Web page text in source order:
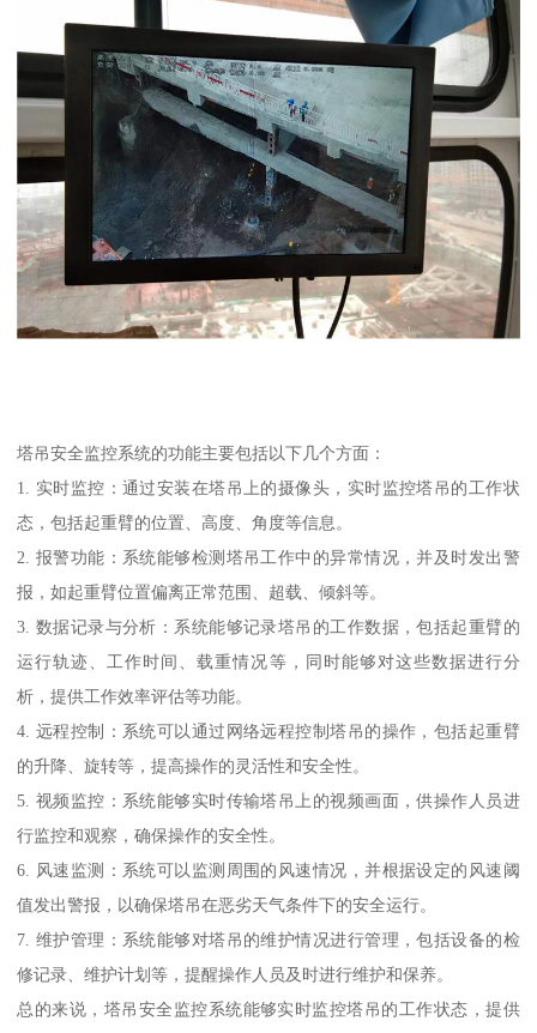
塔吊安全监控系统的功能主要包括以下几个方面：
1. 实时监控：通过安装在塔吊上的摄像头，实时监控塔吊的工作状
态，包括起重臂的位置、高度、角度等信息。
2. 报警功能：系统能够检测塔吊工作中的异常情况，并及时发出警
报，如起重臂位置偏离正常范围、超载、倾斜等。
3. 数据记录与分析：系统能够记录塔吊的工作数据，包括起重臂的
运行轨迹、工作时间、载重情况等，同时能够对这些数据进行分
析，提供工作效率评估等功能。
4. 远程控制：系统可以通过网络远程控制塔吊的操作，包括起重臂
的升降、旋转等，提高操作的灵活性和安全性。
5. 视频监控：系统能够实时传输塔吊上的视频画面，供操作人员进
行监控和观察，确保操作的安全性。
6. 风速监测：系统可以监测周围的风速情况，并根据设定的风速阈
值发出警报，以确保塔吊在恶劣天气条件下的安全运行。
7. 维护管理：系统能够对塔吊的维护情况进行管理，包括设备的检
修记录、维护计划等，提醒操作人员及时进行维护和保养。
总的来说，塔吊安全监控系统能够实时监控塔吊的工作状态，提供